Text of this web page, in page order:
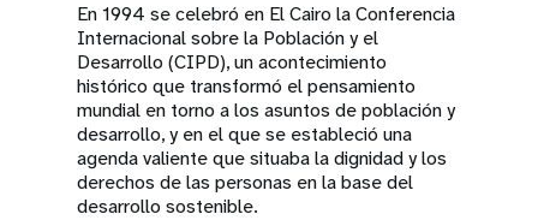
En 1994 se celebró en El Cairo la Conferencia
Internacional sobre la Población y el
Desarrollo (CIPD), un acontecimiento
histórico que transformó el pensamiento
mundial en torno a los asuntos de población y
desarrollo, y en el que se estableció una
agenda valiente que situaba la dignidad y los
derechos de las personas en la base del
desarrollo sostenible.